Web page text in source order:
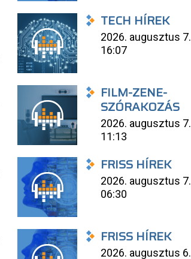
TECH HÍREK
2026. augusztus 7.
16:07
FILM-ZENE-
SZÓRAKOZÁS
2026. augusztus 7.
11:13
FRISS HÍREK
2026. augusztus 7.
06:30
FRISS HÍREK
2026. augusztus 6.